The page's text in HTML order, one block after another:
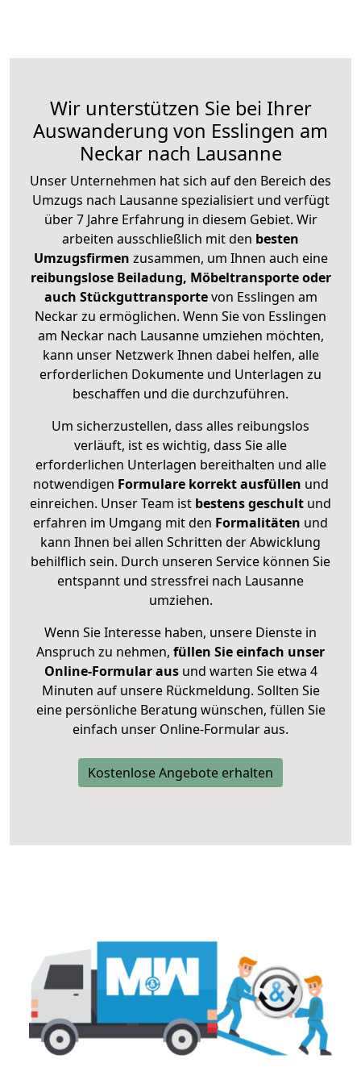
Wir unterstützen Sie bei Ihrer
Auswanderung von Esslingen am
Neckar nach Lausanne
Unser Unternehmen hat sich auf den Bereich des
Umzugs nach Lausanne spezialisiert und verfügt
über 7 Jahre Erfahrung in diesem Gebiet. Wir
arbeiten ausschließlich mit den besten
Umzugsfirmen zusammen, um Ihnen auch eine
reibungslose Beiladung, Möbeltransporte oder
auch Stückguttransportevon Esslingen am
Neckar zu ermöglichen. Wenn Sie von Esslingen
am Neckar nach Lausanne umziehen möchten,
kann unser Netzwerk Ihnen dabei helfen, alle
erforderlichen Dokumente und Unterlagen zu
beschaffen und die durchzuführen.
Um sicherzustellen, dass alles reibungslos
verläuft, ist es wichtig, dass Sie alle
erforderlichen Unterlagen bereithalten und alle
notwendigen Formulare korrekt ausfüllen und
einreichen. Unser Team ist bestens geschult und
erfahren im Umgang mit den Formalitäten und
kann Ihnen bei allen Schritten der Abwicklung
behilflich sein. Durch unseren Service können Sie
entspannt und stressfrei nach Lausanne
umziehen.
Wenn Sie Interesse haben, unsere Dienste in
Anspruch zu nehmen, füllen Sie einfach unser
Online-Formular ausund warten Sie etwa 4
Minuten auf unsere Rückmeldung. Sollten Sie
eine persönliche Beratung wünschen, füllen Sie
einfach unser Online-Formular aus.
Kostenlose Angebote erhalten